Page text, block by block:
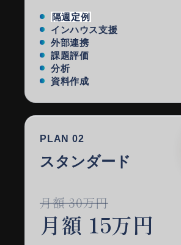
隔週定例
インハウス支援
外部連携
課題評価
分析
資料作成
PLAN 02
スタンダード
月額 30万円
月額 15万円